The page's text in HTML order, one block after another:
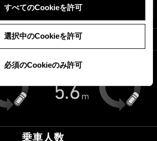
すべてのCookieを許可
選択中のCookieを許可
必須のCookieのみ許可
最小回転半径
乗車人数